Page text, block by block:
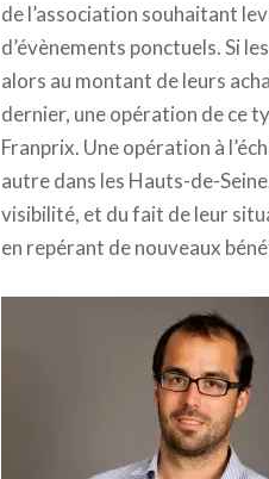
de l’association souhaitant
d’évènements ponctuels. Si
alors au montant de leurs
dernier, une opération de ce
Franprix. Une opération à
autre dans les Hauts-de-
visibilité, et du fait de leur
en repérant de nouveaux